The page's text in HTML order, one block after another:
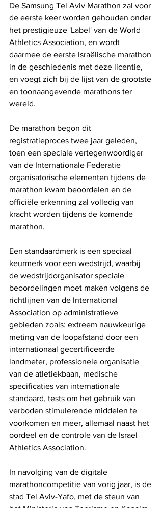
De Samsung Tel Aviv Marathon zal voor
de eerste keer worden gehouden onder
het prestigieuze 'Label' van de World
Athletics Association, en wordt
daarmee de eerste Israëlische marathon
in de geschiedenis met deze licentie,
en voegt zich bij de lijst van de grootste
en toonaangevende marathons ter
wereld.
De marathon begon dit
registratieproces twee jaar geleden,
toen een speciale vertegenwoordiger
van de Internationale Federatie
organisatorische elementen tijdens de
marathon kwam beoordelen en de
officiële erkenning zal volledig van
kracht worden tijdens de komende
marathon.
Een standaardmerk is een speciaal
keurmerk voor een wedstrijd, waarbij
de wedstrijdorganisator speciale
beoordelingen moet maken volgens de
richtlijnen van de International
Association op administratieve
gebieden zoals: extreem nauwkeurige
meting van de loopafstand door een
internationaal gecertificeerde
landmeter, professionele organisatie
van de atletiekbaan, medische
specificaties van internationale
standaard, tests om het gebruik van
verboden stimulerende middelen te
voorkomen en meer, allemaal naast het
oordeel en de controle van de Israel
Athletics Association.
In navolging van de digitale
marathoncompetitie van vorig jaar, is de
stad Tel Aviv-Yafo, met de steun van